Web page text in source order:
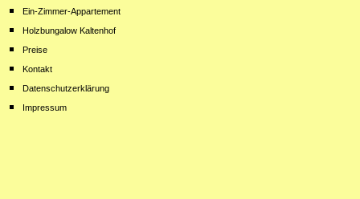
Ein-Zimmer-Appartement
Holzbungalow Kaltenhof
Preise
Kontakt
Datenschutzerklärung
Impressum